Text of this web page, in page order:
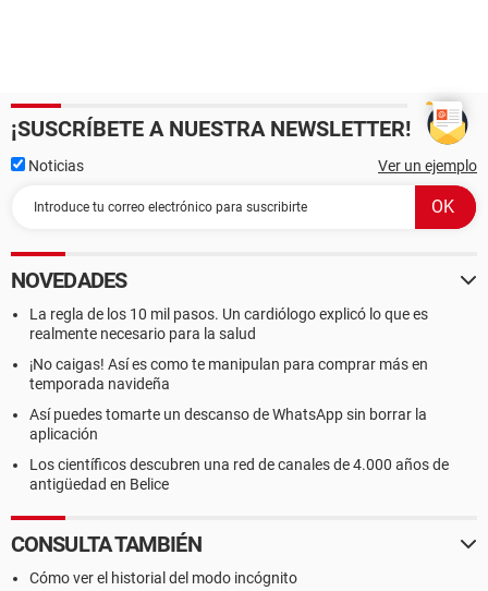
¡SUSCRÍBETE A NUESTRA NEWSLETTER!
Noticias Ver un ejemplo
NOVEDADES
La regla de los 10 mil pasos. Un cardiólogo explicó lo que es
realmente necesario para la salud
¡No caigas! Así es como te manipulan para comprar más en
temporada navideña
Así puedes tomarte un descanso de WhatsApp sin borrar la
aplicación
Los científicos descubren una red de canales de 4.000 años de
antigüedad en Belice
CONSULTA TAMBIÉN
Cómo ver el historial del modo incógnito